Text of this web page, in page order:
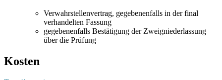
Verwahrstellenvertrag, gegebenenfalls in der final
verhandelten Fassung
gegebenenfalls Bestätigung der Zweigniederlassung
über die Prüfung
Kosten